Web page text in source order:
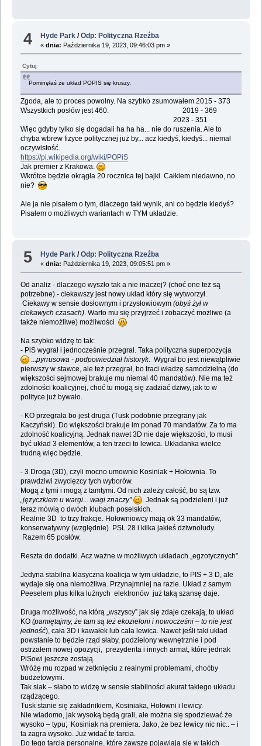
4 Hyde Park /Odp: Polityczna Rzeźba
«dnia: Października 19, 2023, 09:46:03 pm »
Cytuj
Pominęłaś że układ POPIS się kruszy.
Zgoda, ale to proces powolny. Na szybko zsumowałem 2015 - 373
Wszystkich posłów jest 460. 2019 - 369
2023 - 351
Więc gdyby tylko się dogadali ha ha ha... nie do ruszenia. Ale to
chyba wbrew fizyce politycznej już by... acz kiedyś, kiedyś... niemal
oczywistość.
https://pl.wikipedia.org/wiki/POPiS
Jak premier z Krakowa.
Wkrótce będzie okrągła 20 rocznica tej bajki. Całkiem niedawno, no
nie?
Ale ja nie pisałem o tym, dlaczego taki wynik, ani co będzie kiedyś?
Pisałem o możliwych wariantach w TYM układzie.
5 Hyde Park /Odp: Polityczna Rzeźba
«dnia: Października 19, 2023, 09:05:51 pm »
Od analiz - dlaczego wyszło tak a nie inaczej? (choć one też są
potrzebne) - ciekawszy jest nowy układ który się wytworzył.
Ciekawy w sensie dosłownym i przysłowiowym (obyś żył w
ciekawych czasach). Warto mu się przyjrzeć i zobaczyć możliwe (a
także niemożliwe) możliwości
Na szybko widzę to tak:
- PiS wygrał i jednocześnie przegrał. Taka polityczna superpozycja
...pyrrusowa - podpowiedział historyk. Wygrał bo jest niewątpliwie
pierwszy w stawce, ale też przegrał, bo traci władzę samodzielną (do
większości sejmowej brakuje mu niemal 40 mandatów). Nie ma też
zdolności koalicyjnej, choć tu mogą się zadziać dziwy, jak to w
polityce już bywało.
- KO przegrała bo jest druga (Tusk podobnie przegrany jak
Kaczyński). Do większości brakuje im ponad 70 mandatów. Za to ma
zdolność koalicyjną. Jednak nawet 3D nie daje większości, to musi
być układ 3 elementów, a ten trzeci to lewica. Układanka wielce
trudną więc będzie.
- 3 Droga (3D), czyli mocno umownie Kosiniak + Hołownia. To
prawdziwi zwycięzcy tych wyborów.
Mogą z tymi i mogą z tamtymi. Od nich zależy całość, bo są tzw.
„języczkiem u wargi... wagi znaczy”
. Jednak są podzieleni i już
teraz mówią o dwóch klubach poselskich.
Realnie 3D to trzy frakcje. Hołowniowcy mają ok 33 mandatów,
konserwatywny (względnie) PSL 28 i kilka jakieś dziwnoludy.
Razem 65 posłów.
Reszta do dodatki. Acz ważne w możliwych układach „egzotycznych”.
Jedyna stabilna klasyczna koalicja w tym układzie, to PIS + 3 D, ale
wydaje się ona niemożliwa. Przynajmniej na razie. Układ z samym
Peeselem plus kilka luźnych elektronów już taką szansę daje.
Druga możliwość, na którą „wszyscy” jak się zdaje czekają, to układ
KO (pamiętajmy, że tam są też ekozieloni i nowocześni – to nie jest
jedność), cała 3D i kawałek lub cała lewica. Nawet jeśli taki układ
powstanie to będzie rząd słaby, podzielony wewnętrznie i pod
ostrzałem nowej opozycji, prezydenta i innych armat, które jednak
PiSowi jeszcze zostają.
Wróżę mu rozpad w zetknięciu z realnymi problemami, choćby
budżetowymi.
Tak siak – słabo to widzę w sensie stabilności akurat takiego układu
rządzącego.
Tusk stanie się zakładnikiem, Kosiniaka, Hołowni i lewicy.
Nie wiadomo, jak wysoką będą grali, ale można się spodziewać że
wysoko – typu; Kosiniak na premiera. Jako, że bez lewicy nic nic.. – i
ta zagra wysoko. Już widać te tarcia.
Do tego tarcia personalne, które zawsze pojawiają się w takich